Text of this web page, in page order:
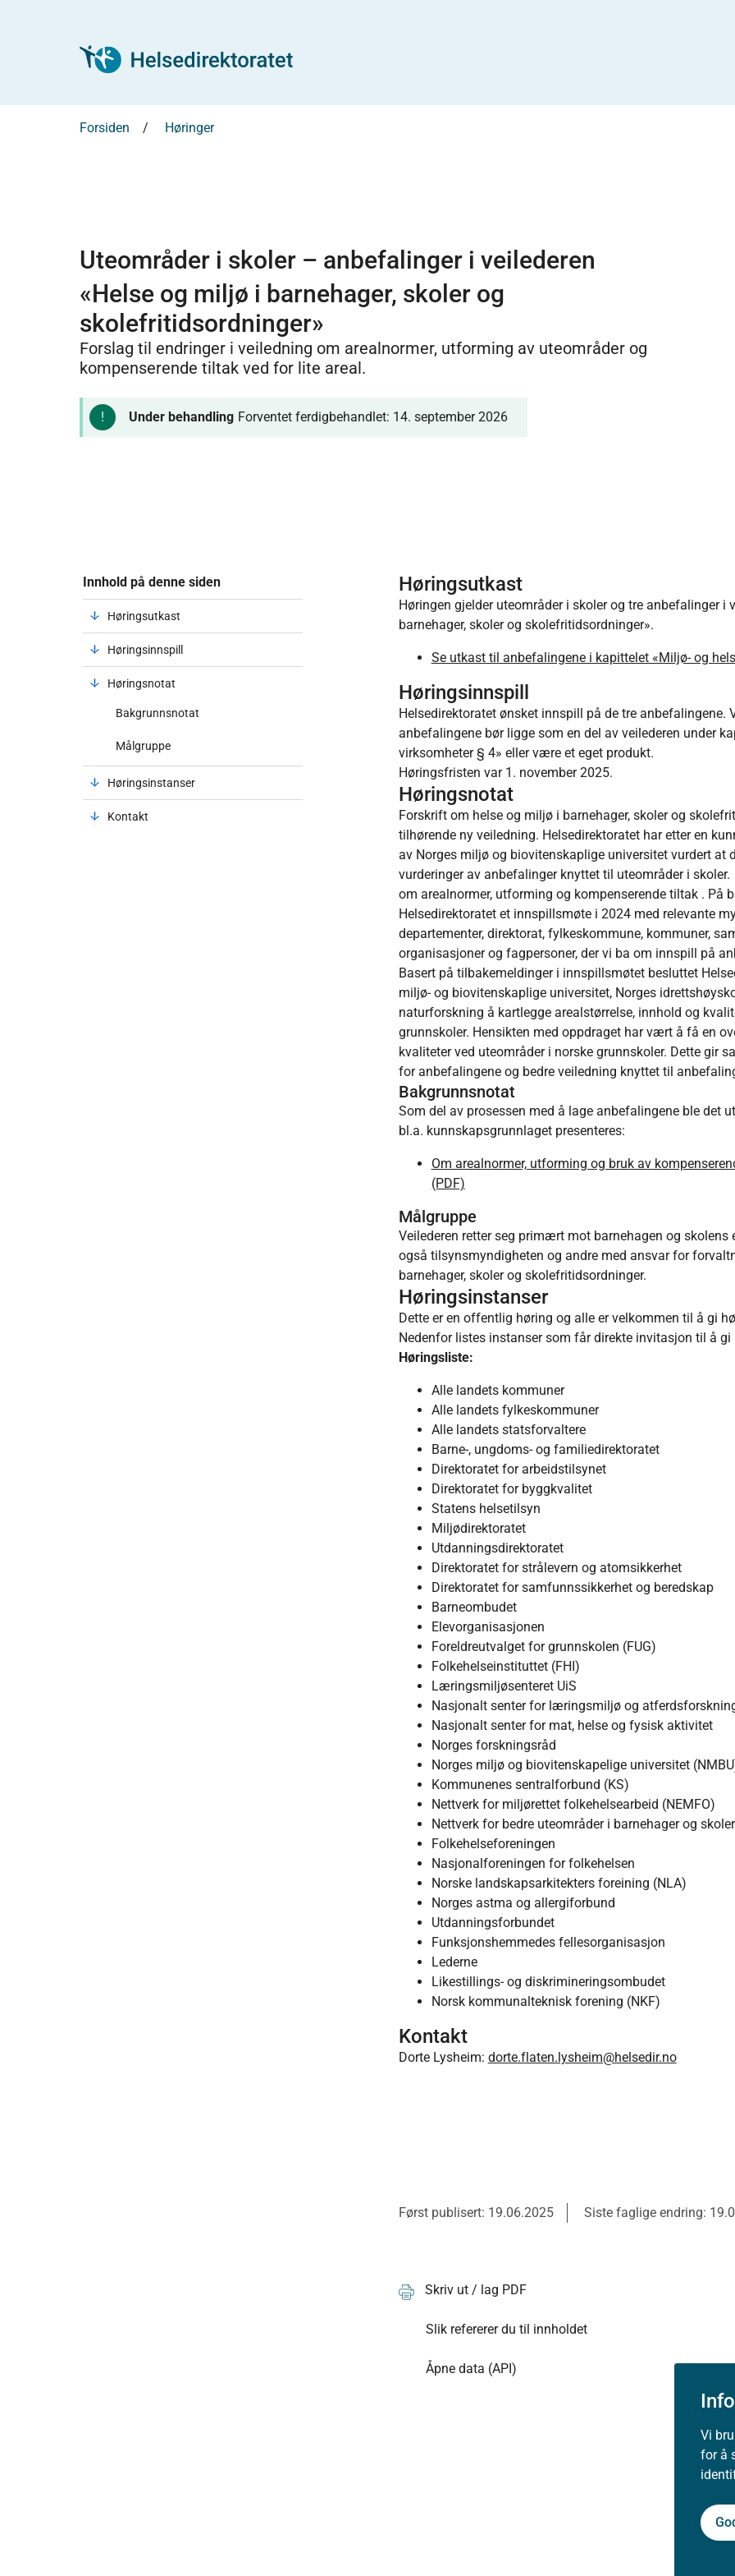
Vi
for å
Forsiden Høringer
Uteområder i skoler – anbefalinger i veilederen
«Helse og miljø i barnehager, skoler og
skolefritidsordninger»
Forslag til endringer i veiledning om arealnormer, utforming av uteområder og
kompenserende tiltak ved for lite areal.
Under behandling Forventet ferdigbehandlet: 14. september 2026
Innhold på denne siden
Høringsutkast
Høringsinnspill
Høringsnotat
Bakgrunnsnotat
Målgruppe
Høringsinstanser
Kontakt
Høringsutkast
Høringen gjelder uteområder i skoler og tre anbefalinger i
barnehager, skoler og skolefritidsordninger».
Se utkast til anbefalingene i kapittelet «Miljø- og
Høringsinnspill
Helsedirektoratet ønsket innspill på de tre anbefalingene.
anbefalingene bør ligge som en del av veilederen under
virksomheter § 4» eller være et eget produkt.
Høringsfristen var 1. november 2025.
Høringsnotat
Forskrift om helse og miljø i barnehager, skoler og
tilhørende ny veiledning. Helsedirektoratet har etter en
av Norges miljø og biovitenskaplige universitet vurdert at
vurderinger av anbefalinger knyttet til uteområder i
om arealnormer, utforming og kompenserende tiltak . På
Helsedirektoratet et innspillsmøte i 2024 med relevante
departementer, direktorat, fylkeskommune, kommuner,
organisasjoner og fagpersoner, der vi ba om innspill på
Basert på tilbakemeldinger i innspillsmøtet besluttet
miljø- og biovitenskaplige universitet, Norges
naturforskning å kartlegge arealstørrelse, innhold og
grunnskoler. Hensikten med oppdraget har vært å få en
kvaliteter ved uteområder i norske grunnskoler. Dette gir
for anbefalingene og bedre veiledning knyttet til
Bakgrunnsnotat
Som del av prosessen med å lage anbefalingene ble det
bl.a. kunnskapsgrunnlaget presenteres:
Om arealnormer, utforming og bruk av
(PDF)
Målgruppe
Veilederen retter seg primært mot barnehagen og skolens
også tilsynsmyndigheten og andre med ansvar for
barnehager, skoler og skolefritidsordninger.
Høringsinstanser
Dette er en offentlig høring og alle er velkommen til å gi
Nedenfor listes instanser som får direkte invitasjon til å
Høringsliste:
Alle landets kommuner
Alle landets fylkeskommuner
Alle landets statsforvaltere
Barne-, ungdoms- og familiedirektoratet
Direktoratet for arbeidstilsynet
Direktoratet for byggkvalitet
Statens helsetilsyn
Miljødirektoratet
Utdanningsdirektoratet
Direktoratet for strålevern og atomsikkerhet
Direktoratet for samfunnssikkerhet og beredskap
Barneombudet
Elevorganisasjonen
Foreldreutvalget for grunnskolen (FUG)
Folkehelseinstituttet (FHI)
Læringsmiljøsenteret UiS
Nasjonalt senter for læringsmiljø og
Nasjonalt senter for mat, helse og fysisk aktivitet
Norges forskningsråd
Norges miljø og biovitenskapelige universitet
Kommunenes sentralforbund (KS)
Nettverk for miljørettet folkehelsearbeid (NEMFO)
Nettverk for bedre uteområder i barnehager og skoler
Folkehelseforeningen
Nasjonalforeningen for folkehelsen
Norske landskapsarkitekters foreining (NLA)
Norges astma og allergiforbund
Utdanningsforbundet
Funksjonshemmedes fellesorganisasjon
Lederne
Likestillings- og diskrimineringsombudet
Norsk kommunalteknisk forening (NKF)
Kontakt
Dorte Lysheim: dorte.flaten.lysheim@helsedir.no
Først publisert: 19.06.2025 Siste faglige endring:
Skriv ut / lag PDF
Slik refererer du til innholdet
Åpne data (API)